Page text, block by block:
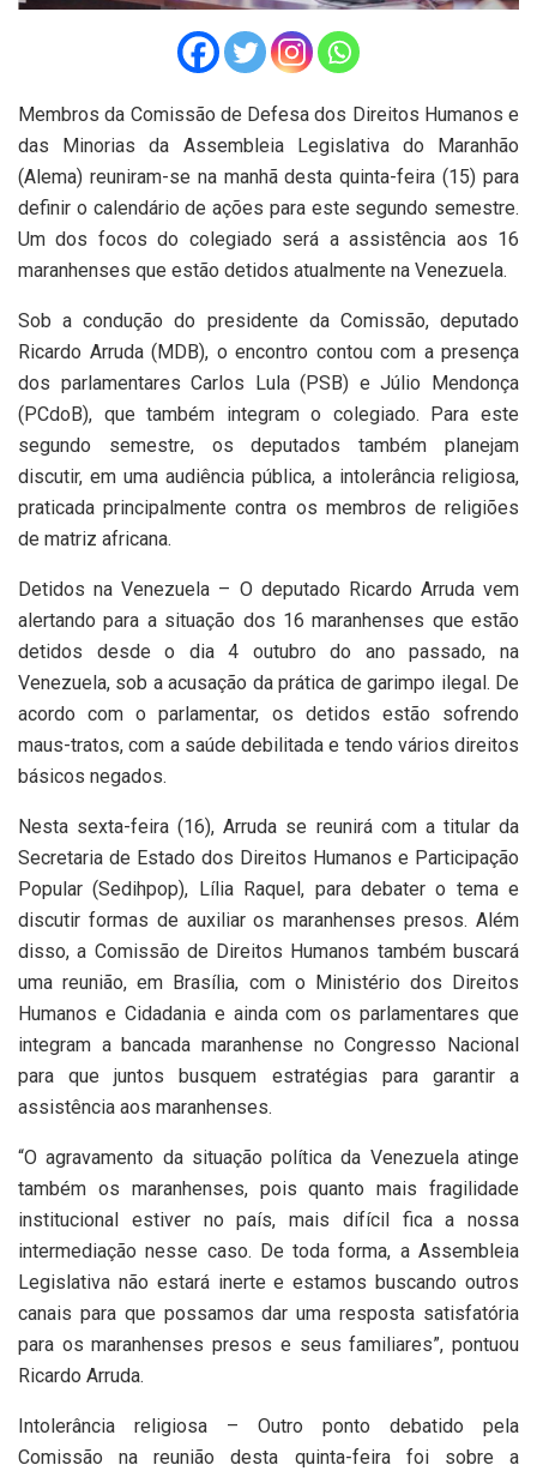
Membros da Comissão de Defesa dos Direitos Humanos e
das Minorias da Assembleia Legislativa do Maranhão
(Alema) reuniram-se na manhã desta quinta-feira (15) para
definir o calendário de ações para este segundo semestre.
Um dos focos do colegiado será a assistência aos 16
maranhenses que estão detidos atualmente na Venezuela.
Sob a condução do presidente da Comissão, deputado
Ricardo Arruda (MDB), o encontro contou com a presença
dos parlamentares Carlos Lula (PSB) e Júlio Mendonça
(PCdoB), que também integram o colegiado. Para este
segundo semestre, os deputados também planejam
discutir, em uma audiência pública, a intolerância religiosa,
praticada principalmente contra os membros de religiões
de matriz africana.
Detidos na Venezuela – O deputado Ricardo Arruda vem
alertando para a situação dos 16 maranhenses que estão
detidos desde o dia 4 outubro do ano passado, na
Venezuela, sob a acusação da prática de garimpo ilegal. De
acordo com o parlamentar, os detidos estão sofrendo
maus-tratos, com a saúde debilitada e tendo vários direitos
básicos negados.
Nesta sexta-feira (16), Arruda se reunirá com a titular da
Secretaria de Estado dos Direitos Humanos e Participação
Popular (Sedihpop), Lília Raquel, para debater o tema e
discutir formas de auxiliar os maranhenses presos. Além
disso, a Comissão de Direitos Humanos também buscará
uma reunião, em Brasília, com o Ministério dos Direitos
Humanos e Cidadania e ainda com os parlamentares que
integram a bancada maranhense no Congresso Nacional
para que juntos busquem estratégias para garantir a
assistência aos maranhenses.
“O agravamento da situação política da Venezuela atinge
também os maranhenses, pois quanto mais fragilidade
institucional estiver no país, mais difícil fica a nossa
intermediação nesse caso. De toda forma, a Assembleia
Legislativa não estará inerte e estamos buscando outros
canais para que possamos dar uma resposta satisfatória
para os maranhenses presos e seus familiares”, pontuou
Ricardo Arruda.
Intolerância religiosa – Outro ponto debatido pela
Comissão na reunião desta quinta-feira foi sobre a